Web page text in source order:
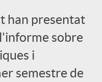
han presentat
sobre
i
semestre de